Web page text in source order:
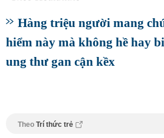
Hàng triệu người mang
hiểm này mà không hề hay
ung thư gan cận kềx
Theo Trí thức trẻ